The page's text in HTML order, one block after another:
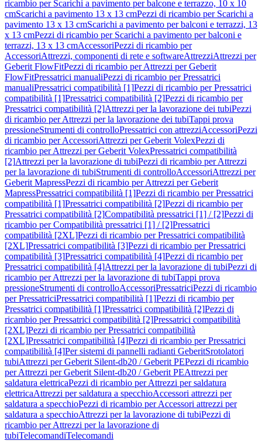
ricambio per Scarichi a pavimento per balcone e terrazzo, 10 x 10
cmScarichi a pavimento 13 x 13 cmPezzi di ricambio per Scarichi a
pavimento 13 x 13 cmScarichi a pavimento per balconi e terrazzi, 13
x 13 cmPezzi di ricambio per Scarichi a pavimento per balconi e
terrazzi, 13 x 13 cmAccessoriPezzi di ricambio per
AccessoriAttrezzi, componenti di rete e softwareAttrezziAttrezzi per
Geberit FlowFitPezzi di ricambio per Attrezzi per Geberit
FlowFitPressatrici manualiPezzi di ricambio per Pressatrici
manualiPressatrici compatibilità [1]Pezzi di ricambio per Pressatrici
compatibilità [1]Pressatrici compatibilità [2]Pezzi di ricambio per
Pressatrici compatibilità [2]Attrezzi per la lavorazione dei tubiPezzi
di ricambio per Attrezzi per la lavorazione dei tubiTappi prova
pressioneStrumenti di controlloPressatrici con attrezziAccessoriPezzi
di ricambio per AccessoriAttrezzi per Geberit VolexPezzi di
ricambio per Attrezzi per Geberit VolexPressatrici compatibilità
[2]Attrezzi per la lavorazione di tubiPezzi di ricambio per Attrezzi
per la lavorazione di tubiStrumenti di controlloAccessoriAttrezzi per
Geberit MapressPezzi di ricambio per Attrezzi per Geberit
MapressPressatrici compatibilità [1]Pezzi di ricambio per Pressatrici
compatibilità [1]Pressatrici compatibilità [2]Pezzi di ricambio per
Pressatrici compatibilità [2]Compatibilità pressatrici [1] / [2]Pezzi di
ricambio per Compatibilità pressatrici [1] / [2]Pressatrici
compatibilità [2XL]Pezzi di ricambio per Pressatrici compatibilità
[2XL]Pressatrici compatibilità [3]Pezzi di ricambio per Pressatrici
compatibilità [3]Pressatrici compatibilità [4]Pezzi di ricambio per
Pressatrici compatibilità [4]Attrezzi per la lavorazione di tubiPezzi di
ricambio per Attrezzi per la lavorazione di tubiTappi prova
pressioneStrumenti di controlloAccessoriPressatriciPezzi di ricambio
per PressatriciPressatrici compatibilità [1]Pezzi di ricambio per
Pressatrici compatibilità [1]Pressatrici compatibilità [2]Pezzi di
ricambio per Pressatrici compatibilità [2]Pressatrici compatibilità
[2XL]Pezzi di ricambio per Pressatrici compatibilità
[2XL]Pressatrici compatibilità [4]Pezzi di ricambio per Pressatrici
compatibilità [4]Per sistemi di pannelli radianti GeberitSrotolatori
tubiAttrezzi per Geberit Silent-db20 / Geberit PEPezzi di ricambio
per Attrezzi per Geberit Silent-db20 / Geberit PEAttrezzi per
saldatura elettricaPezzi di ricambio per Attrezzi per saldatura
elettricaAttrezzi per saldatura a specchioAccessori attrezzi per
saldatura a specchioPezzi di ricambio per Accessori attrezzi per
saldatura a specchioAttrezzi per la lavorazione di tubiPezzi di
ricambio per Attrezzi per la lavorazione di
tubiTelecomandiTelecomandi